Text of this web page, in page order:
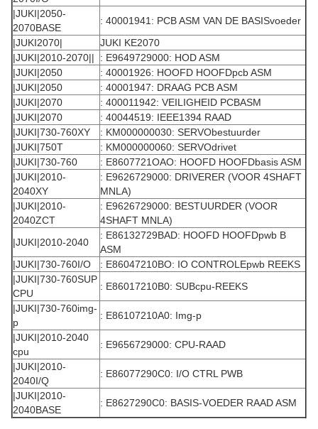
|JUKI|2050-
2070BASE
: 40001941: PCB ASM VAN DE BASISvoeder
|JUKI2070|
JUKI KE2070
|JUKI|2010-2070||
: E9649729000: HOD ASM
|JUKI|2050
: 40001926: HOOFD HOOFDpcb ASM
|JUKI|2050
: 40001947: DRAAG PCB ASM
|JUKI|2070
: 400011942: VEILIGHEID PCBASM
|JUKI|2070
: 40044519: IEEE1394 RAAD
|JUKI|730-760XY
: KM000000030: SERVObestuurder
|JUKI|750T
: KM000000060: SERVOdrivet
|JUKI|730-760
: E8607721OAO: HOOFD HOOFDbasis ASM
|JUKI|2010-
2040XY
: E9626729000: DRIVERER (VOOR 4SHAFT
MNLA)
|JUKI|2010-
2040ZCT
: E9626729000: BESTUURDER (VOOR
4SHAFT MNLA)
|JUKI|2010-2040
: E86132729BAD: HOOFD HOOFDpwb B
ASM
|JUKI|730-760I/O
: E86047210BO: IO CONTROLEpwb REEKS
|JUKI|730-760SUP
CPU
: E86017210B0: SUBcpu-REEKS
|JUKI|730-760img-
p
: E86107210A0: Img-p
|JUKI|2010-2040
cpu
: E9656729000: CPU-RAAD
|JUKI|2010-
2040I/Q
: E86077290C0: I/O CTRL PWB
|JUKI|2010-
2040BASE
: E8627290C0: BASIS-VOEDER RAAD ASM